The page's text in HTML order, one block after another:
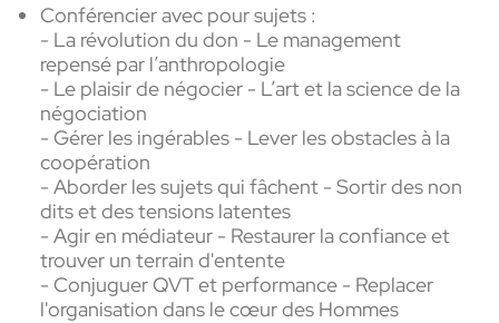
Conférencier avec pour sujets :
- La révolution du don - Le management
repensé par l’anthropologie
- Le plaisir de négocier - L’art et la science de la
négociation
- Gérer les ingérables - Lever les obstacles à la
coopération
- Aborder les sujets qui fâchent - Sortir des non
dits et des tensions latentes
- Agir en médiateur - Restaurer la confiance et
trouver un terrain d'entente
- Conjuguer QVT et performance - Replacer
l'organisation dans le cœur des Hommes